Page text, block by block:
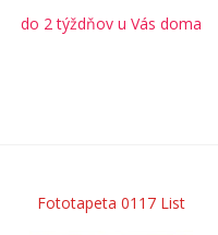
do 2 týždňov u Vás doma
Fototapeta 0117 List